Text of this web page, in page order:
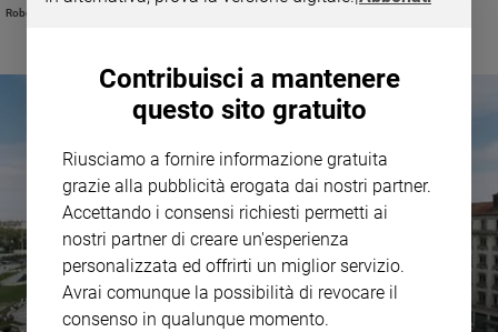
Pubblicità
Registrati
Roberto Zichittella
Contribuisci a mantenere
questo sito gratuito
Riusciamo a fornire informazione gratuita
grazie alla pubblicità erogata dai nostri partner.
Accettando i consensi richiesti permetti ai
nostri partner di creare un'esperienza
personalizzata ed offrirti un miglior servizio.
Avrai comunque la possibilità di revocare il
consenso in qualunque momento.